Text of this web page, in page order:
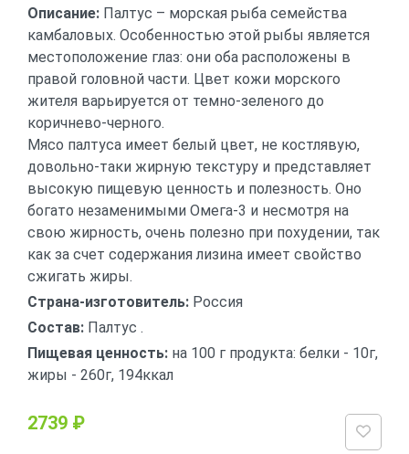
Описание: Палтус – морская рыба семейства
камбаловых. Особенностью этой рыбы является
местоположение глаз: они оба расположены в
правой головной части. Цвет кожи морского
жителя варьируется от темно-зеленого до
коричнево-черного.
Мясо палтуса имеет белый цвет, не костлявую,
довольно-таки жирную текстуру и представляет
высокую пищевую ценность и полезность. Оно
богато незаменимыми Омега-3 и несмотря на
свою жирность, очень полезно при похудении, так
как за счет содержания лизина имеет свойство
сжигать жиры.
Страна-изготовитель: Россия
Состав: Палтус .
Пищевая ценность: на 100 г продукта: белки - 10г,
жиры - 260г, 194ккал
2739 ₽